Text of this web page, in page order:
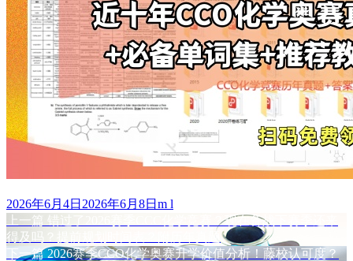
发
布
于
2026年6月4日 2026年6月8日 作
m l
文
章
上一篇 上
文
错过了2026赛季CCC化学竞赛？现在备战下赛季还来
得及吗？提前规划时间表？附历年真题
下一篇下
2026赛季CCO化学奥赛升学价值分析！藤校认可度？